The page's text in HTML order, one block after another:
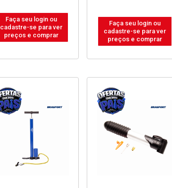
Faça seu login ou
cadastre-se para ver
preços e comprar
Faça seu login ou
cadastre-se para ver
preços e comprar